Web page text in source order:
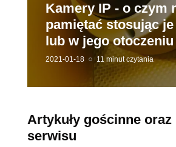
Kamery IP - o czym
pamiętać stosując
lub w jego otoczeniu
2021-01-18 11 minut czytania
Artykuły gościnne
serwisu